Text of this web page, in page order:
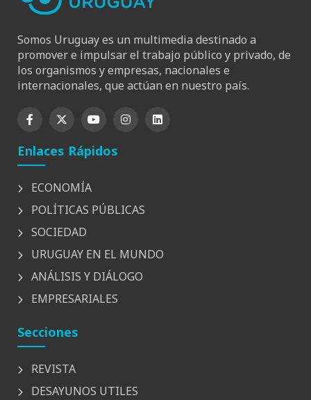
Somos Uruguay es un multimedia destinado a
promover e impulsar el trabajo público y privado, de
los organismos y empresas, nacionales e
internacionales, que actúan en nuestro país.
Enlaces Rápidos
ECONOMÍA
POLÍTICAS PÚBLICAS
SOCIEDAD
URUGUAY EN EL MUNDO
ANÁLISIS Y DIÁLOGO
EMPRESARIALES
Secciones
REVISTA
DESAYUNOS UTILES